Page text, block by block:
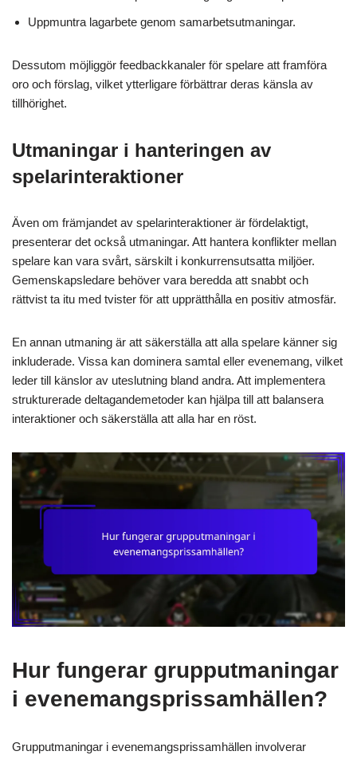
Uppmuntra lagarbete genom samarbetsutmaningar.
Dessutom möjliggör feedbackkanaler för spelare att framföra
oro och förslag, vilket ytterligare förbättrar deras känsla av
tillhörighet.
Utmaningar i hanteringen av
spelarinteraktioner
Även om främjandet av spelarinteraktioner är fördelaktigt,
presenterar det också utmaningar. Att hantera konflikter mellan
spelare kan vara svårt, särskilt i konkurrensutsatta miljöer.
Gemenskapsledare behöver vara beredda att snabbt och
rättvist ta itu med tvister för att upprätthålla en positiv atmosfär.
En annan utmaning är att säkerställa att alla spelare känner sig
inkluderade. Vissa kan dominera samtal eller evenemang, vilket
leder till känslor av uteslutning bland andra. Att implementera
strukturerade deltagandemetoder kan hjälpa till att balansera
interaktioner och säkerställa att alla har en röst.
Hur fungerar grupputmaningar
i evenemangsprissamhällen?
Grupputmaningar i evenemangsprissamhällen involverar